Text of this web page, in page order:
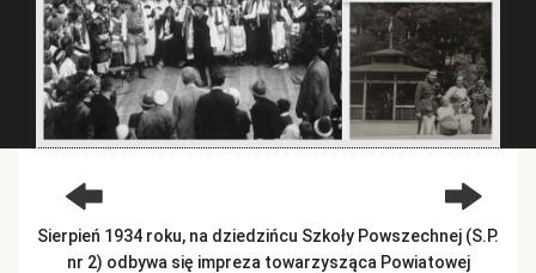
+ Dodaj zdjęcia
Sierpień 1934 roku, na dziedzińcu Szkoły Powszechnej (S.P.
nr 2) odbywa się impreza towarzysząca Powiatowej